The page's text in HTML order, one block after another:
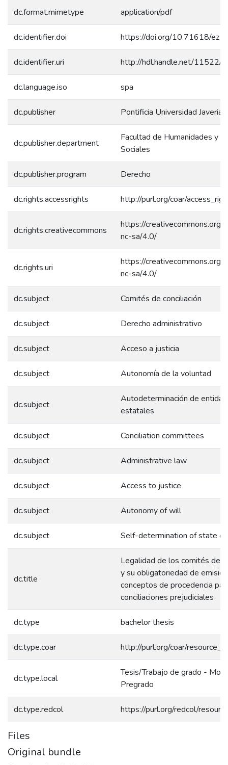
dc.format.mimetype application/pdf
dc.identifier.doi https://doi.org/10.71618/
dc.identifier.uri http://hdl.handle.net/11522/
dc.language.iso spa
dc.publisher Pontificia Universidad
dc.publisher.department
Facultad de Humanidades y
Sociales
dc.publisher.program Derecho
dc.rights.accessrights http://purl.org/coar/
dc.rights.creativecommons
https://creativecommons.org/
nc-sa/4.0/
dc.rights.uri
https://creativecommons.org/
nc-sa/4.0/
dc.subject Comités de conciliación
dc.subject Derecho administrativo
dc.subject Acceso a justicia
dc.subject Autonomía de la voluntad
dc.subject
Autodeterminación de
estatales
dc.subject Conciliation committees
dc.subject Administrative law
dc.subject Access to justice
dc.subject Autonomy of will
dc.subject Self-determination of state
dc.title
Legalidad de los comités de
y su obligatoriedad de
conceptos de procedencia
conciliaciones prejudiciales
dc.type bachelor thesis
dc.type.coar http://purl.org/coar/
dc.type.local
Tesis/Trabajo de grado -
Pregrado
dc.type.redcol https://purl.org/redcol/
Files
Original bundle